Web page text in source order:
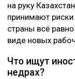
на руку
принимают
страны всё
виде новых
Что ищут
недрах?